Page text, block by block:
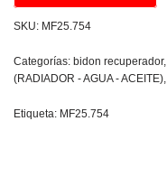
SKU: MF25.754
Categorías: bidon recuperador,
(RADIADOR - AGUA - ACEITE),
Etiqueta: MF25.754